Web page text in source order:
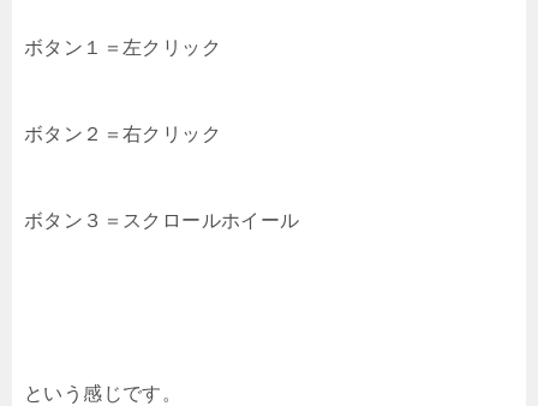
ボタン１＝左クリック
ボタン２＝右クリック
ボタン３＝スクロールホイール
という感じです。